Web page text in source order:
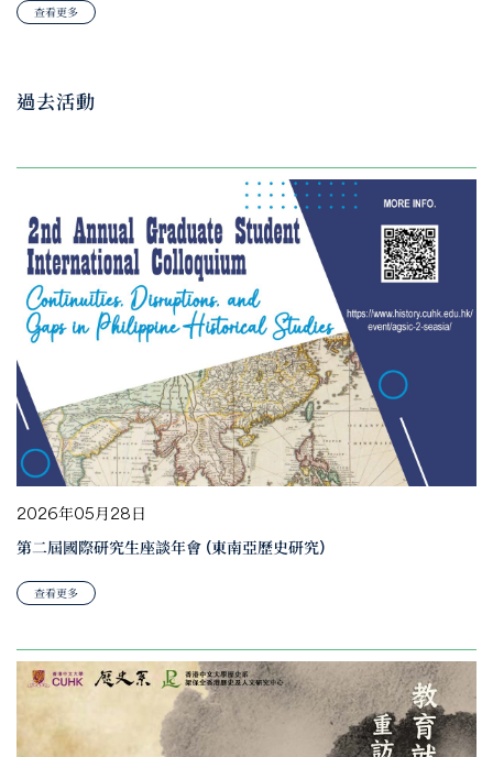
查看更多
過去活動
2026年05月28日
第二屆國際研究生座談年會 (東南亞歷史研究)
查看更多